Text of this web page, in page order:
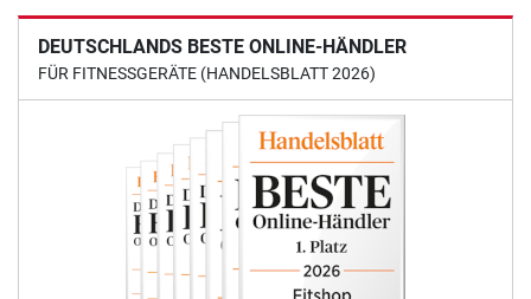
DEUTSCHLANDS BESTE ONLINE-HÄNDLER
FÜR FITNESSGERÄTE (HANDELSBLATT 2026)